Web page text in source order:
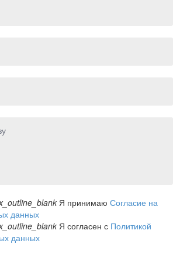
Я принимаю Согласие на
данных
Я согласен с Политикой
данных